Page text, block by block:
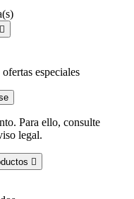

especiales
Para ello, consulte
legal.
